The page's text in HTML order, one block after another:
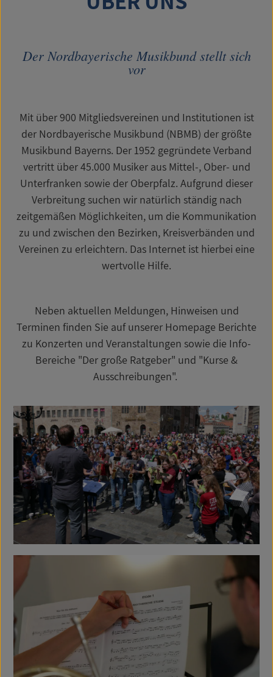
Der Nordbayerische Musikbund stellt sich
vor
Mit über 900 Mitgliedsvereinen und Institutionen ist
der Nordbayerische Musikbund (NBMB) der größte
Musikbund Bayerns. Der 1952 gegründete Verband
vertritt über 45.000 Musiker aus Mittel-, Ober- und
Unterfranken sowie der Oberpfalz. Aufgrund dieser
Verbreitung suchen wir natürlich ständig nach
zeitgemäßen Möglichkeiten, um die Kommunikation
zu und zwischen den Bezirken, Kreisverbänden und
Vereinen zu erleichtern. Das Internet ist hierbei eine
wertvolle Hilfe.
Neben aktuellen Meldungen, Hinweisen und
Terminen finden Sie auf unserer Homepage Berichte
zu Konzerten und Veranstaltungen sowie die Info-
Bereiche "Der große Ratgeber" und "Kurse &
Ausschreibungen".